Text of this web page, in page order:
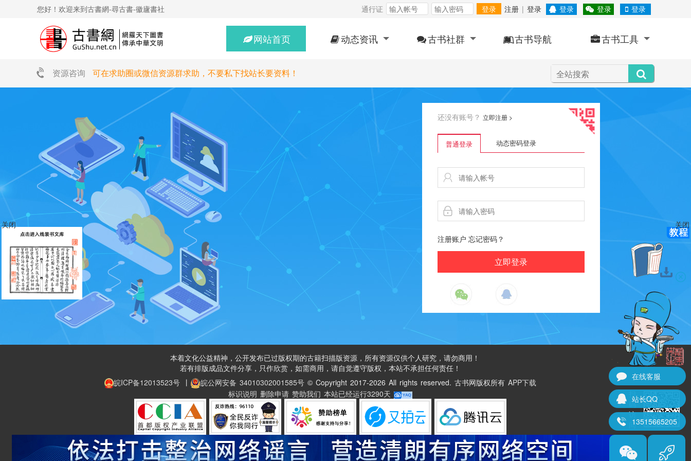
关闭
关闭
您好！欢迎来到古書網-尋古書-徽廬書社 通行证 登录 注册 | 登录 登录 登录 登录
网站首页 动态资讯 古书社群 古书导航 古书工具
资源咨询 可在求助圈或微信资源群求助，不要私下找站长要资料！
还没有账号？ 立即注册 >
普通登录 动态密码登录
注册账户 忘记密码？
本着文化公益精神，公开发布已过版权期的古籍扫描版资源，所有资源仅供个人研究，请勿商用！
若有排版成品文件分享，只作欣赏，如需商用，请自觉遵守版权，本站不承担任何责任！
皖ICP备12013523号丨 皖公网安备 34010302001585号©Copyright 2017-2026 All rights reserved. 古书网版权所有 APP下载
标识说明 删除申请 赞助我们 本站已经运行3290天
扫
码
访
问
在线客服
站长QQ
13515665205